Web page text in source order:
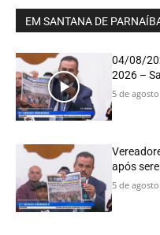
EM SANTANA DE
04/08/
2026 –
5 de
após
5 de